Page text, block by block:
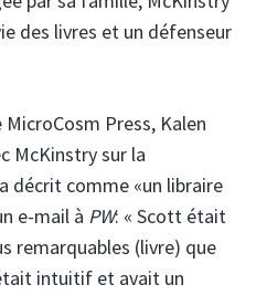
des livres et un défenseur
Press, Kalen
McKinstry sur la
décrit comme «un libraire
e-mail à PW: « Scott était
remarquables (livre) que
intuitif et avait un